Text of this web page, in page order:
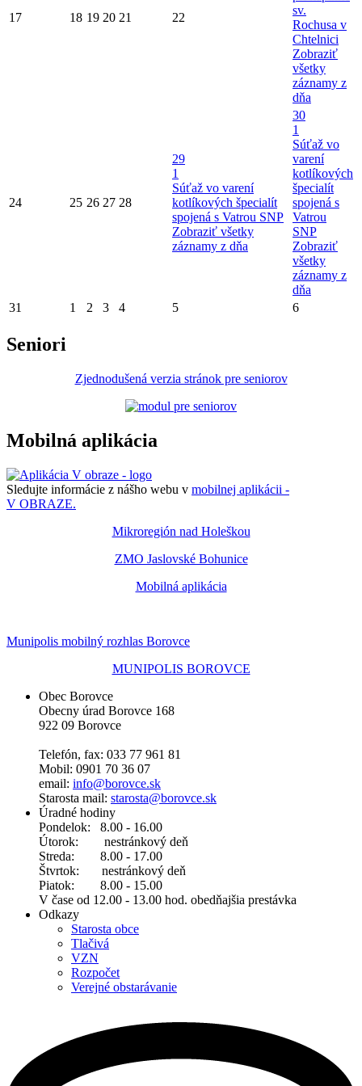
17 18 19 20 21 22
sv.
Rochusa v
Chtelnici
Zobraziť
všetky
záznamy z
dňa
24 25 26 27 28
29
1
Súťaž vo varení
kotlíkových špecialít
spojená s Vatrou SNP
Zobraziť všetky
záznamy z dňa
30
1
Súťaž vo
varení
kotlíkových
špecialít
spojená s
Vatrou
SNP
Zobraziť
všetky
záznamy z
dňa
31
1 2 3 4 5 6
Seniori
Zjednodušená verzia stránok pre seniorov
Mobilná aplikácia
Sledujte informácie z nášho webu v mobilnej aplikácii -
V OBRAZE.
Mikroregión nad Holeškou
ZMO Jaslovské Bohunice
Mobilná aplikácia
Munipolis mobilný rozhlas Borovce
MUNIPOLIS BOROVCE
Obec Borovce
Obecny úrad Borovce 168
922 09 Borovce
Telefón, fax: 033 77 961 81
Mobil: 0901 70 36 07
email: info@borovce.sk
Starosta mail: starosta@borovce.sk
Úradné hodiny
Pondelok: 8.00 - 16.00
Útorok: nestránkový deň
Streda: 8.00 - 17.00
Štvrtok: nestránkový deň
Piatok: 8.00 - 15.00
V čase od 12.00 - 13.00 hod. obedňajšia prestávka
Odkazy
Starosta obce
Tlačivá
VZN
Rozpočet
Verejné obstarávanie